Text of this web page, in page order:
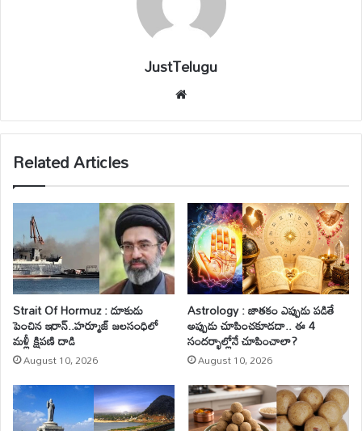
JustTelugu
bsi
te
Related Articles
Strait Of Hormuz : దూకుడు
పెంచిన ఇరాన్..హర్మూజ్ జలసంధిలో
మళ్లీ క్షిపణి దాడి
August 10, 2026
Astrology : జాతకం ఎప్పుడు పడితే
అప్పుడు చూపించకూడదా.. ఈ 4
సందర్భాల్లోనే చూపించాలా?
August 10, 2026